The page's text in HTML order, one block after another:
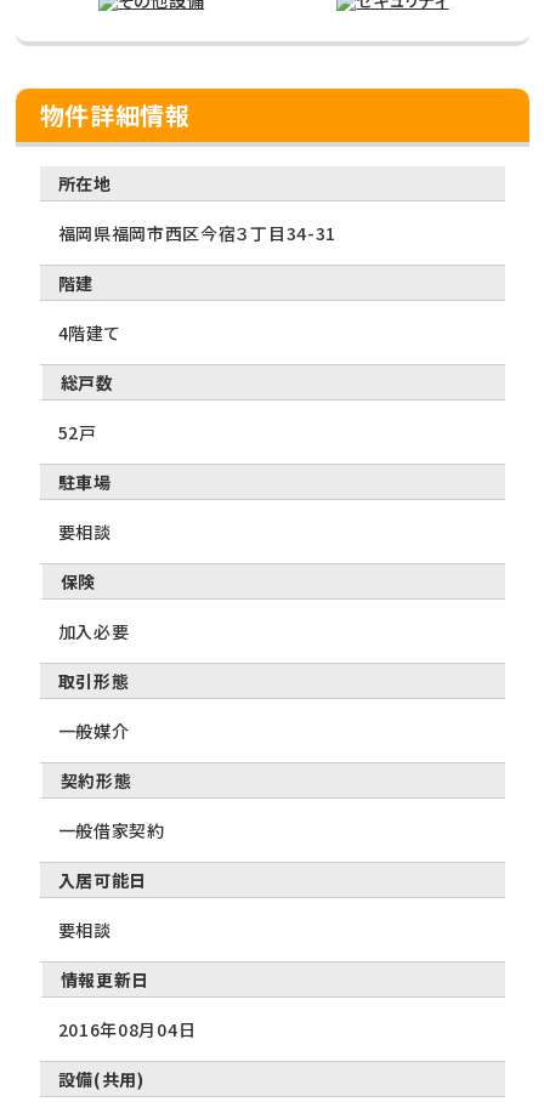
物件詳細情報
所在地
福岡県福岡市西区今宿３丁目34-31
階建
4階建て
総戸数
52戸
駐車場
要相談
保険
加入必要
取引形態
一般媒介
契約形態
一般借家契約
入居可能日
要相談
情報更新日
2016年08月04日
設備(共用)